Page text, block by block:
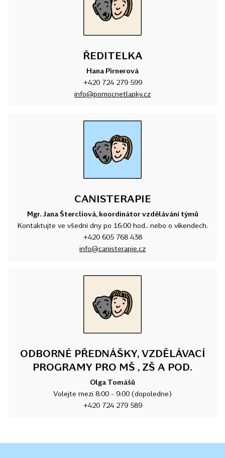
ŘEDITELKA
Hana Pirnerová
+420 724 279 599
info@pomocnetlapky.cz
CANISTERAPIE
Mgr. Jana Štercliová, koordinátor vzdělávání týmů
Kontaktujte ve všední dny po 16:00 hod., nebo o víkendech.
+420 605 768 438
info@canisterapie.cz
ODBORNÉ PŘEDNÁŠKY, VZDĚLÁVACÍ
PROGRAMY PRO MŠ , ZŠ A POD.
Olga Tomášů
Volejte mezi 8:00 - 9:00 (dopoledne)
+420 724 279 589